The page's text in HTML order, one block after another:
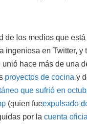
de los medios que
ingeniosa en Twitter,
unió hace más de una
proyectos de cocina y
que sufrió en
(quien fueexpulsado
por la cuenta